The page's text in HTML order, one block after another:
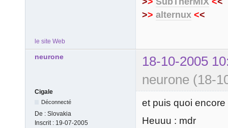
>> alternux <<
le site Web
neurone
18-10-2005
neurone (18-
Cigale
Déconnecté
De : Slovakia
Inscrit : 19-07-2005
et puis quoi encore
Heuuu : mdr